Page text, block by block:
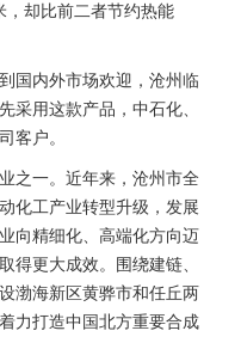
，却比前二者节约热能
内外市场欢迎，沧州临
采用这款产品，中石化、
客户。
一。近年来，沧州市全
化工产业转型升级，发展
向精细化、高端化方向迈
得更大成效。围绕建链、
渤海新区黄骅市和任丘两
力打造中国北方重要合成